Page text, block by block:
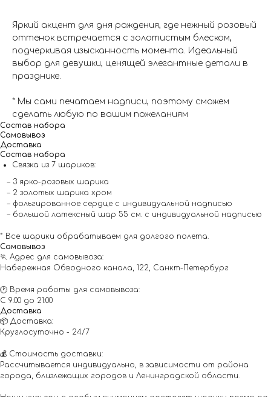
Яркий акцент для дня рождения, где нежный розовый
оттенок встречается с золотистым блеском,
подчеркивая изысканность момента. Идеальный
выбор для девушки, ценящей элегантные детали в
празднике.
* Мы сами печатаем надписи, поэтому сможем
сделать любую по вашим пожеланиям
Состав набора
Самовывоз
Доставка
Состав набора
Связка из 7 шариков:
– 3 ярко-розовых шарика
– 2 золотых шарика хром
– фольгированное сердце с индивидуальной надписью
– большой латексный шар 55 см. с индивидуальной надписью
* Все шарики обрабатываем для долгого полета.
Самовывоз
🏃 Адрес для самовывоза:
Набережная Обводного канала, 122, Санкт-Петербург
🕐 Время работы для самовывоза:
С 9:00 до 21:00
Доставка
📦 Доставка:
Круглосуточно - 24/7
💰 Стоимость доставки:
Рассчитывается индивидуально, в зависимости от района
города, близлежащих городов и Ленинградской области.